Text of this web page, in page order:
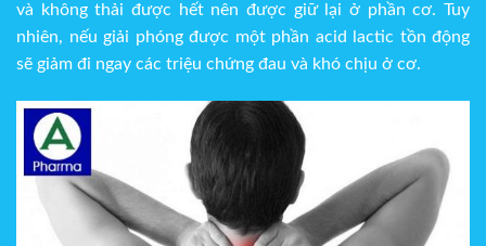
và không thải được hết nên được giữ lại ở phần cơ. Tuy
nhiên, nếu giải phóng được một phần acid lactic tồn động
sẽ giảm đi ngay các triệu chứng đau và khó chịu ở cơ.